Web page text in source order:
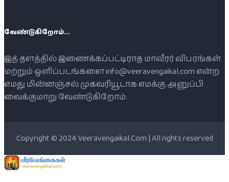
வேண்டுகிறோம்...
இத் தளத்தில் இணைக்கப்பட்டிராத மாவீரர் விபரங்கள்
மற்றும் ஒளிப்படங்களை info@veeravengaikal.com என்ற
எமது மின்னஞ்சல் முகவரியூடாக எமக்கு அனுப்பி
வைக்குமாறு வேண்டுகிறோம்.
Copyright © 2024 Veeravengaikal.Com | All rights reserved